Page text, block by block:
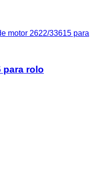
motor 2622/33615 para
para rolo